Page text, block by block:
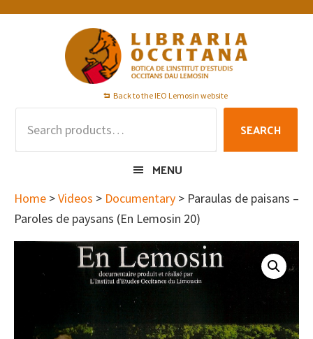
Skip
Skip
Skip
Back to the IEO Lemosin website
SEARCH
MENU
Home >Videos > Documentary > Paraulas de paisans –
Paroles de paysans (En Lemosin 20)